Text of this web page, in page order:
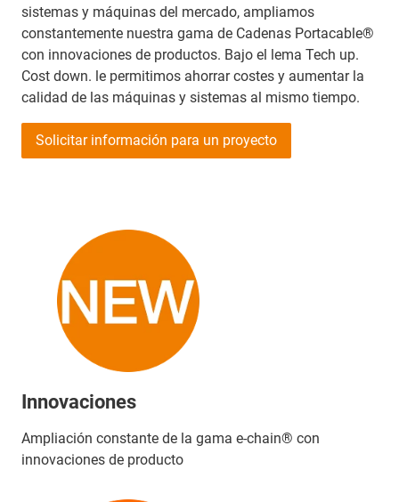
sistemas y máquinas del mercado, ampliamos
constantemente nuestra gama de Cadenas Portacable®
con innovaciones de productos. Bajo el lema Tech up.
Cost down. le permitimos ahorrar costes y aumentar la
calidad de las máquinas y sistemas al mismo tiempo.
Solicitar información para un proyecto
Innovaciones
Ampliación constante de la gama e-chain® con
innovaciones de producto